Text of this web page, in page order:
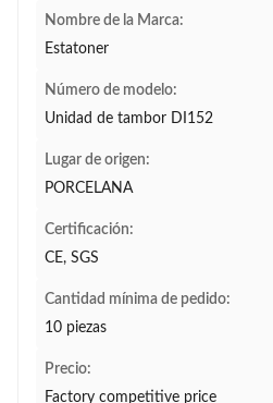
Nombre de la Marca:
Estatoner
Número de modelo:
Unidad de tambor DI152
Lugar de origen:
PORCELANA
Certificación:
CE, SGS
Cantidad mínima de pedido:
10 piezas
Precio:
Factory competitive price